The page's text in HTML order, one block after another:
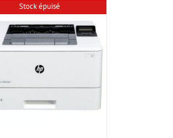
Stock épuisé